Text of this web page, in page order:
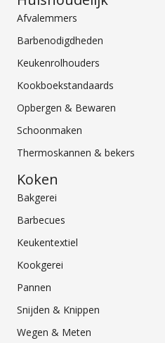
Afvalemmers
Barbenodigdheden
Keukenrolhouders
Kookboekstandaards
Opbergen & Bewaren
Schoonmaken
Thermoskannen & bekers
Koken
Bakgerei
Barbecues
Keukentextiel
Kookgerei
Pannen
Snijden & Knippen
Wegen & Meten